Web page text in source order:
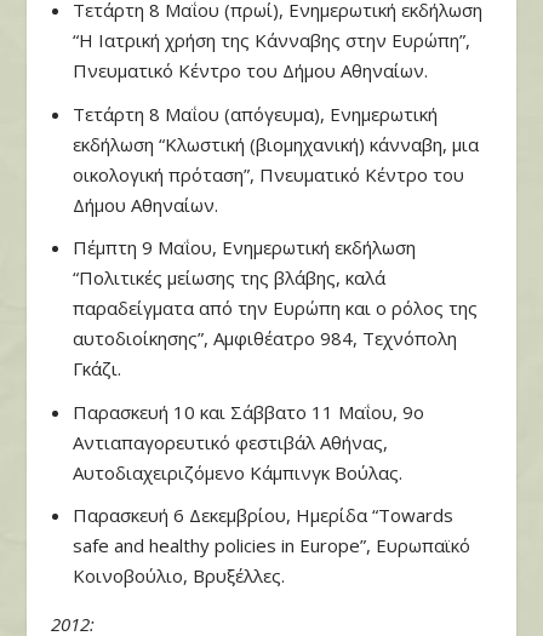
Τετάρτη 8 Μαΐου (πρωί), Ενημερωτική εκδήλωση
“Η Ιατρική χρήση της Κάνναβης στην Ευρώπη”,
Πνευματικό Κέντρο του Δήμου Αθηναίων.
Τετάρτη 8 Μαΐου (απόγευμα), Ενημερωτική
εκδήλωση “Κλωστική (βιομηχανική) κάνναβη, μια
οικολογική πρόταση”, Πνευματικό Κέντρο του
Δήμου Αθηναίων.
Πέμπτη 9 Μαΐου, Ενημερωτική εκδήλωση
“Πολιτικές μείωσης της βλάβης, καλά
παραδείγματα από την Ευρώπη και ο ρόλος της
αυτοδιοίκησης”, Αμφιθέατρο 984, Τεχνόπολη
Γκάζι.
Παρασκευή 10 και Σάββατο 11 Μαΐου, 9ο
Αντιαπαγορευτικό φεστιβάλ Αθήνας,
Αυτοδιαχειριζόμενο Κάμπινγκ Βούλας.
Παρασκευή 6 Δεκεμβρίου, Ημερίδα “Towards
safe and healthy policies in Europe”, Ευρωπαϊκό
Κοινοβούλιο, Βρυξέλλες.
2012: